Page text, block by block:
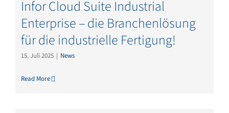
Infor Cloud Suite Industrial
Enterprise – die Branchenlösung
für die industrielle Fertigung!
15. Juli 2025 | News
Read More